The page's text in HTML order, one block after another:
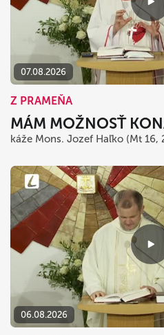
07.08.2026
Z PRAMEŇA
MÁM MOŽNOSŤ
káže Mons. Jozef Haľko (Mt 16,
06.08.2026